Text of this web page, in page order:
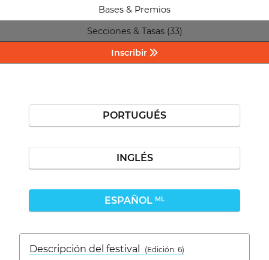
Bases & Premios
Secciones & Tasas (33)
Inscribir
PORTUGUÉS
INGLÉS
ESPAÑOL ML
Descripción del festival
( Edición: 6)